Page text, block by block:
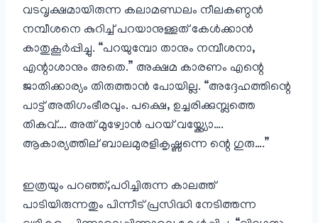
വടവൃക്ഷമായിരുന്ന കലാമണ്ഡലം നീലകണ്ഠൻ
നമ്പീശനെ കുറിച്ച് പറയാനുള്ളത് കേൾക്കാൻ
കാതുകൂർപ്പിച്ചു. “പറയുമ്പോ താനും നമ്പീശനാ,
എന്റാശാനും അതെ.” അക്ഷമ കാരണം എന്റെ
ജാതിക്കാര്യം തിരുത്താൻ പോയില്ല. “അദ്ദേഹത്തിന്റെ
പാട്ട് അതിഗംഭീരവും. പക്ഷെ, ഉച്ചരിക്കുമ്പ്ലത്തെ
തികവ്…. അത് മുഴ്വോൻ പറയ് വയ്ക്ക്യോ….
ആകാര്യത്തില് ബാലമുരളികൃഷ്ണന്നെ ന്റെ ഗുരു….”
ഇത്രയും പറഞ്ഞ്,പഠിച്ചിരുന്ന കാലത്ത്
പാടിയിരുന്നതും പിന്നീട് പ്രസിദ്ധി നേടിത്തന്ന